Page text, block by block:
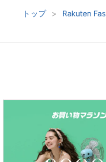
トップ Rakuten